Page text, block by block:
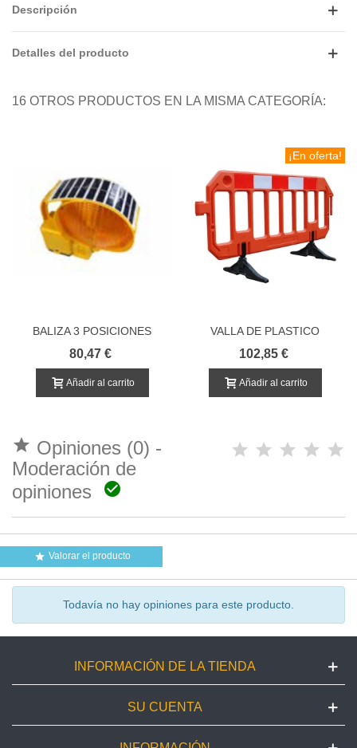
Descripción
Detalles del producto
16 OTROS PRODUCTOS EN LA MISMA CATEGORÍA:
BALIZA 3 POSICIONES
SOLAR
80,47 €
Añadir al carrito
¡En oferta!
VALLA DE PLASTICO
PEATONAL GATE
102,85 €
Añadir al carrito
 Opiniones (0) -
Moderación de
opiniones

 Valorar el producto
Todavía no hay opiniones para este producto.
INFORMACIÓN DE LA TIENDA
SU CUENTA